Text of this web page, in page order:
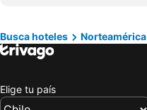
Hoteles en Lacio
Hoteles en Región de Arica y Parinacota
Hoteles en Andalucía
Busca hoteles Norteamérica
Elige tu país